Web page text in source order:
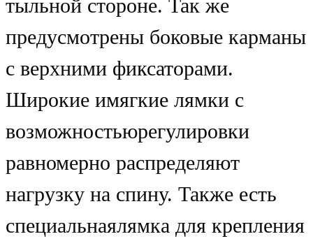
тыльной стороне. Так же
предусмотрены боковые карманы
с верхними фиксаторами.
Широкие имягкие лямки с
возможностьюрегулировки
равномерно распределяют
нагрузку на спину. Также есть
специальнаялямка для крепления